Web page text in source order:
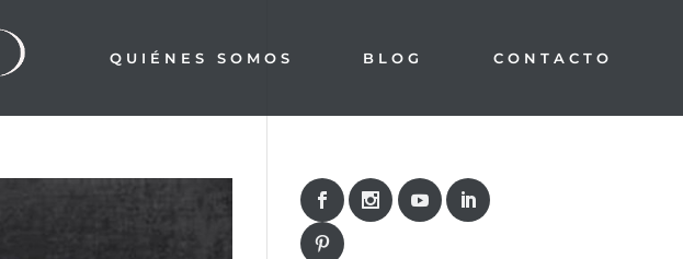
QUIÉNES SOMOS BLOG CONTACTO